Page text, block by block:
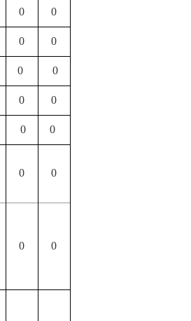
0 0
0 0
0 0
0 0
0 0
0 0
0 0